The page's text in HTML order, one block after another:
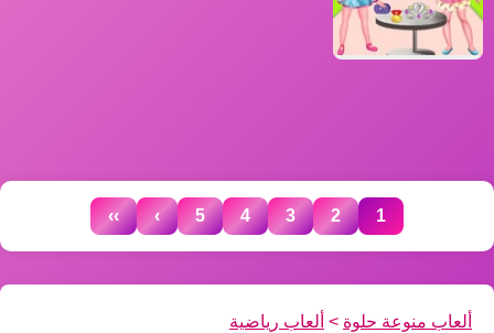
1
2
3
4
5
›
››
ألعاب منوعة حلوة > ألعاب رياضية